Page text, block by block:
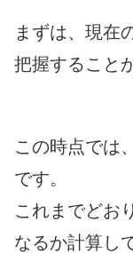
まずは、現在
把握すること
この時点では
です。
これまでどお
なるか計算し